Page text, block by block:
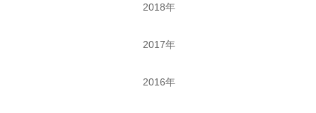
2018年
2017年
2016年